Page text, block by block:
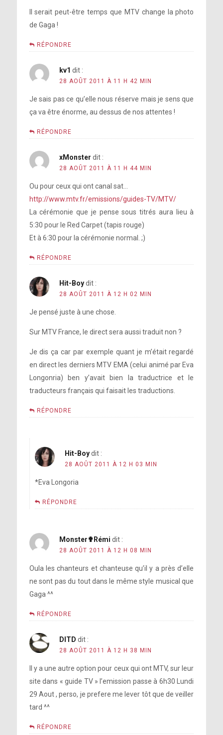
Il serait peut-être temps que MTV change la photo
de Gaga !
RÉPONDRE
kv1 dit :
28 AOÛT 2011 À 11 H 42 MIN
Je sais pas ce qu’elle nous réserve mais je sens que
ça va être énorme, au dessus de nos attentes !
RÉPONDRE
xMonster dit :
28 AOÛT 2011 À 11 H 44 MIN
Ou pour ceux qui ont canal sat…
http://www.mtv.fr/emissions/guides-TV/MTV/
La cérémonie que je pense sous titrés aura lieu à
5:30 pour le Red Carpet (tapis rouge)
Et à 6:30 pour la cérémonie normal. ;)
RÉPONDRE
Hit-Boy dit :
28 AOÛT 2011 À 12 H 02 MIN
Je pensé juste à une chose.
Sur MTV France, le direct sera aussi traduit non ?
Je dis ça car par exemple quant je m’était regardé
en direct les derniers MTV EMA (celui animé par Eva
Longonria) ben y’avait bien la traductrice et le
traducteurs français qui faisait les traductions.
RÉPONDRE
Hit-Boy dit :
28 AOÛT 2011 À 12 H 03 MIN
*Eva Longoria
RÉPONDRE
Monster✟Rémi dit :
28 AOÛT 2011 À 12 H 08 MIN
Oula les chanteurs et chanteuse qu’il y a près d’elle
ne sont pas du tout dans le même style musical que
Gaga ^^
RÉPONDRE
DITD dit :
28 AOÛT 2011 À 12 H 38 MIN
Il y a une autre option pour ceux qui ont MTV, sur leur
site dans « guide TV » l’emission passe à 6h30 Lundi
29 Aout , perso, je prefere me lever tôt que de veiller
tard ^^
RÉPONDRE